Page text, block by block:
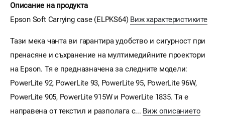
Описание на продукта
Epson Soft Carrying case (ELPKS64) Виж характеристиките
Тази мека чанта ви гарантира удобство и сигурност при
пренасяне и съхранение на мултимедийните проектори
на Epson. Тя е предназначена за следните модели:
PowerLite 92, PowerLite 93, PowerLite 95, PowerLite 96W,
PowerLite 905, PowerLite 915W и PowerLite 1835. Тя е
направена от текстил и разполага с... Виж описанието